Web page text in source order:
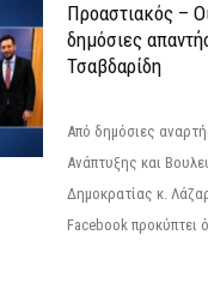
Προαστιακός –
δημόσιες
Τσαβδαρίδη
Από δημόσιες
Ανάπτυξης και
Δημοκρατίας κ.
Facebook προκύπτει